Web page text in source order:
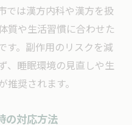
では漢方内科や漢方を扱
質や生活習慣に合わせた
す。副作用のリスクを減
、睡眠環境の見直しや生
奨されます。
の対応方法